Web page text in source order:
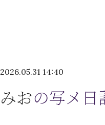
2026.05.31 14:40
みおの写メ日